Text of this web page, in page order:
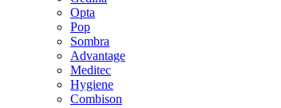
Opta
Pop
Sombra
Advantage
Meditec
Hygiene
Combison